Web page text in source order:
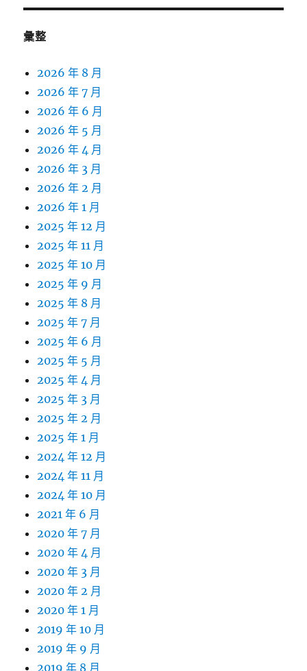
彙整
2026 年 8 月
2026 年 7 月
2026 年 6 月
2026 年 5 月
2026 年 4 月
2026 年 3 月
2026 年 2 月
2026 年 1 月
2025 年 12 月
2025 年 11 月
2025 年 10 月
2025 年 9 月
2025 年 8 月
2025 年 7 月
2025 年 6 月
2025 年 5 月
2025 年 4 月
2025 年 3 月
2025 年 2 月
2025 年 1 月
2024 年 12 月
2024 年 11 月
2024 年 10 月
2021 年 6 月
2020 年 7 月
2020 年 4 月
2020 年 3 月
2020 年 2 月
2020 年 1 月
2019 年 10 月
2019 年 9 月
2019 年 8 月